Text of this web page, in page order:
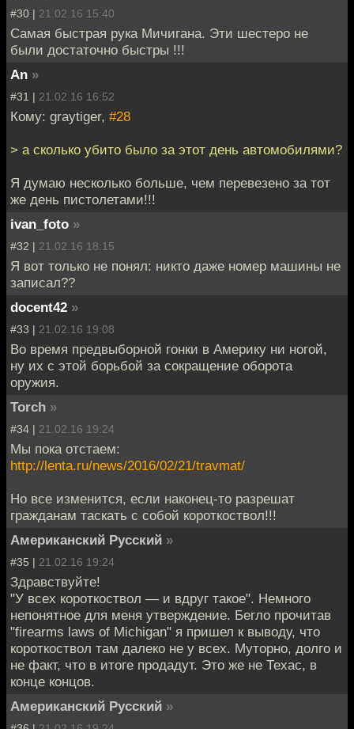
#30 | 21.02.16 15:40
Самая быстрая рука Мичигана. Эти шестеро не
были достаточно быстры !!!
An »
#31 | 21.02.16 16:52
Кому: graytiger, #28
> а сколько убито было за этот день автомобилями?
Я думаю несколько больше, чем перевезено за тот
же день пистолетами!!!
ivan_foto »
#32 | 21.02.16 18:15
Я вот только не понял: никто даже номер машины не
записал??
docent42 »
#33 | 21.02.16 19:08
Во время предвыборной гонки в Америку ни ногой,
ну их с этой борьбой за сокращение оборота
оружия.
Torch »
#34 | 21.02.16 19:24
Мы пока отстаем:
http://lenta.ru/news/2016/02/21/travmat/
Но все изменится, если наконец-то разрешат
гражданам таскать с собой короткоствол!!!
Американский Русский »
#35 | 21.02.16 19:24
Здравствуйте!
"У всех короткоствол — и вдруг такое". Немного
непонятное для меня утверждение. Бегло прочитав
"firearms laws of Michigan" я пришел к выводу, что
короткоствол там далеко не у всех. Муторно, долго и
не факт, что в итоге продадут. Это же не Техас, в
конце концов.
Американский Русский »